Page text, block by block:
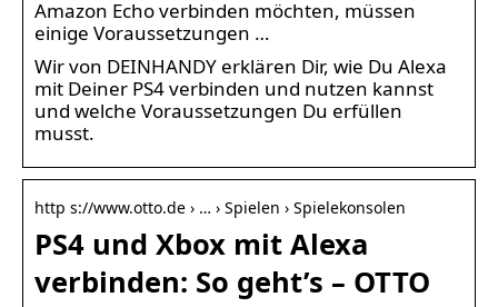
Amazon Echo verbinden möchten, müssen
einige Voraussetzungen …
Wir von DEINHANDY erklären Dir, wie Du Alexa
mit Deiner PS4 verbinden und nutzen kannst
und welche Voraussetzungen Du erfüllen
musst.
http s://www.otto.de › … › Spielen › Spielekonsolen
PS4 und Xbox mit Alexa
verbinden: So geht’s – OTTO